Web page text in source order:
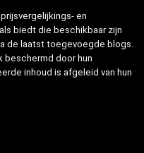
en
biedt die beschikbaar zijn
de laatst toegevoegde blogs.
beschermd door hun
inhoud is afgeleid van hun